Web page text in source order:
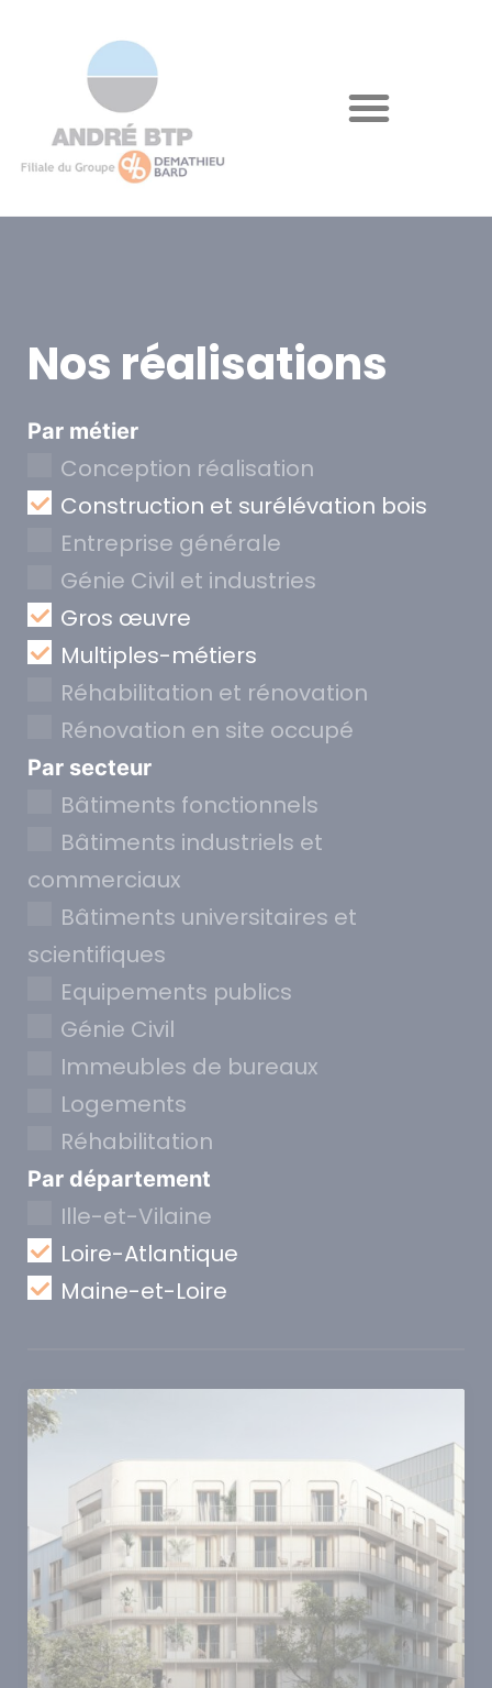
Nos réalisations
Par métier
Conception réalisation
Construction et surélévation bois
Entreprise générale
Génie Civil et industries
Gros œuvre
Multiples-métiers
Réhabilitation et rénovation
Rénovation en site occupé
Par secteur
Bâtiments fonctionnels
Bâtiments industriels et
commerciaux
Bâtiments universitaires et
scientifiques
Equipements publics
Génie Civil
Immeubles de bureaux
Logements
Réhabilitation
Par département
Ille-et-Vilaine
Loire-Atlantique
Maine-et-Loire